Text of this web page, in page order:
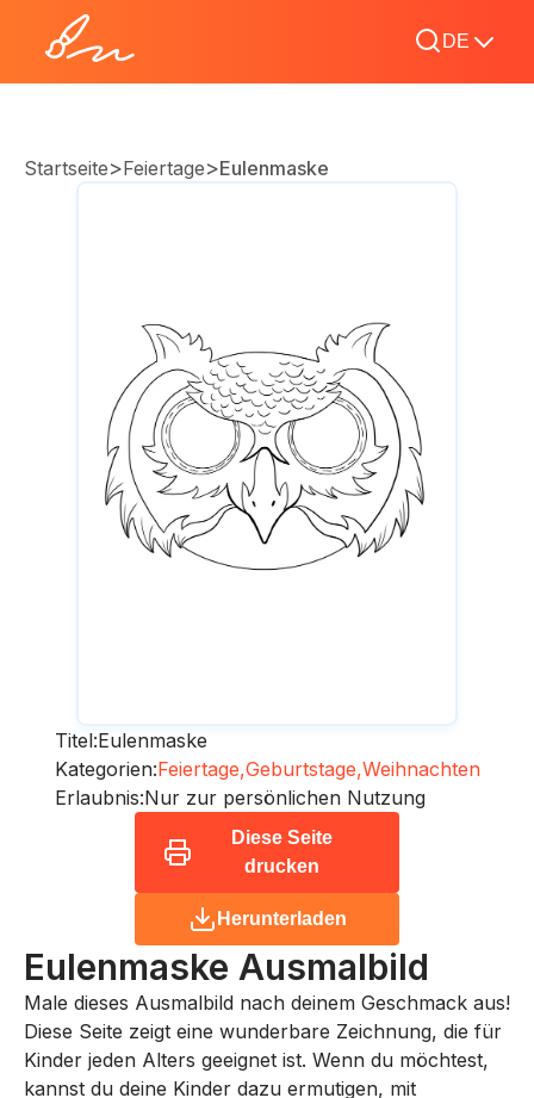
DE
Startseite>Feiertage>Eulenmaske
Titel:Eulenmaske
Kategorien:Feiertage,Geburtstage,Weihnachten
Erlaubnis:Nur zur persönlichen Nutzung
Diese Seite
drucken
Herunterladen
Eulenmaske Ausmalbild
Male dieses Ausmalbild nach deinem Geschmack aus!
Diese Seite zeigt eine wunderbare Zeichnung, die für
Kinder jeden Alters geeignet ist. Wenn du möchtest,
kannst du deine Kinder dazu ermutigen, mit